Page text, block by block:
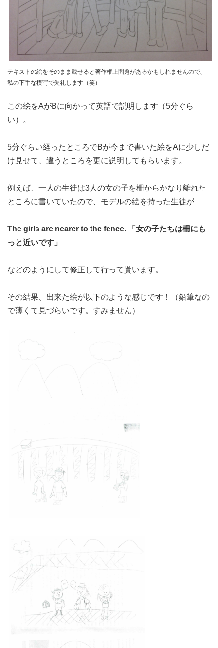
テキストの絵をそのまま載せると著作権上問題があるかもしれませんので、
私の下手な模写で失礼します（笑）
この絵をAがBに向かって英語で説明します（5分ぐら
い）。
5分ぐらい経ったところでBが今まで書いた絵をAに少しだ
け見せて、違うところを更に説明してもらいます。
例えば、一人の生徒は3人の女の子を柵からかなり離れた
ところに書いていたので、モデルの絵を持った生徒が
The girls are nearer to the fence. 「女の子たちは柵にも
っと近いです」
などのようにして修正して行って貰います。
その結果、出来た絵が以下のような感じです！（鉛筆なの
で薄くて見づらいです。すみません）